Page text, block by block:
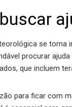
se torna
procurar
que incluem
para ficar com